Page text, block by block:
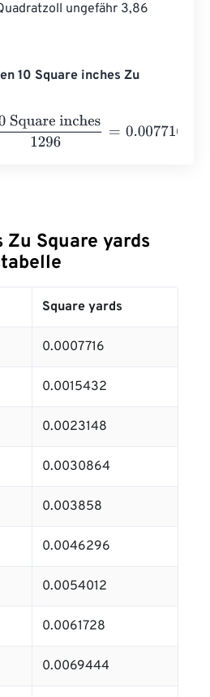
ungefähr 3,86
10 Square inches Zu
inches1296=0.007716 Square
Zu Square yards
Square yards
0.0007716
0.0015432
0.0023148
0.0030864
0.003858
0.0046296
0.0054012
0.0061728
0.0069444